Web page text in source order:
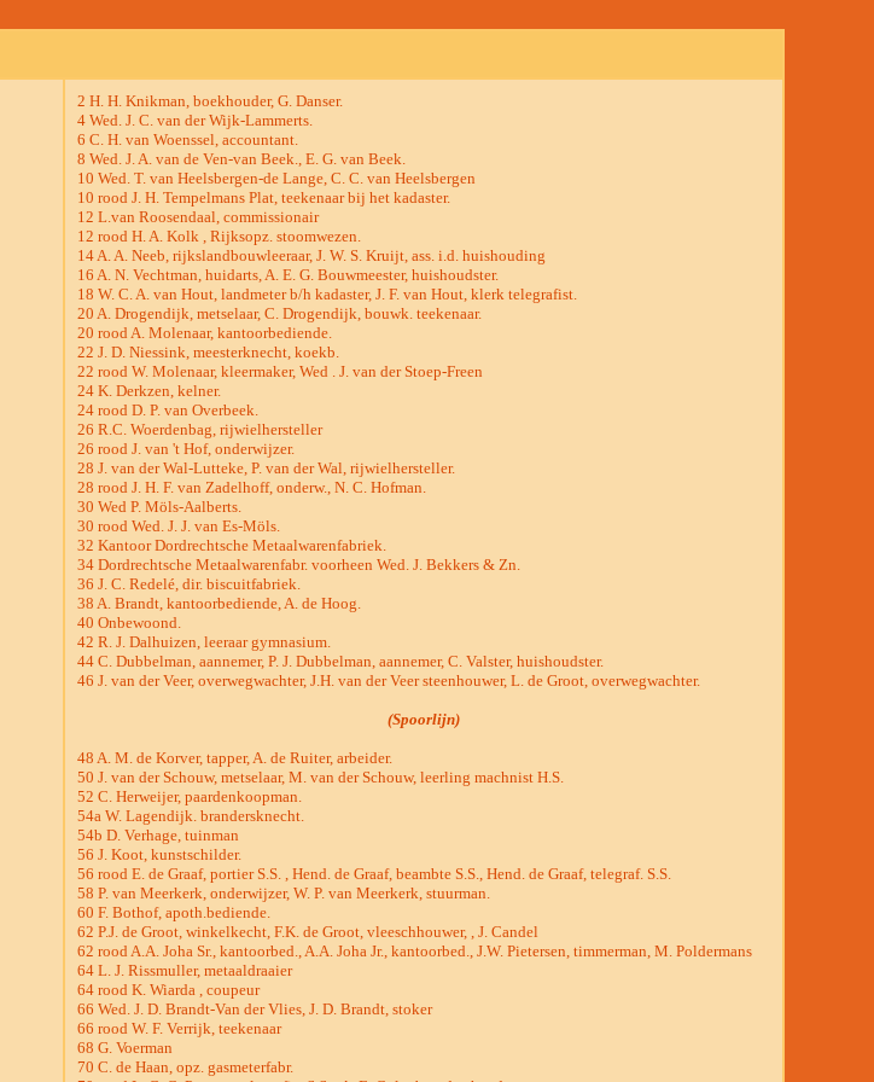
2 H. H. Knikman, boekhouder, G. Danser.
4 Wed. J. C. van der Wijk-Lammerts.
6 C. H. van Woenssel, accountant.
8 Wed. J. A. van de Ven-van Beek., E. G. van Beek.
10 Wed. T. van Heelsbergen-de Lange, C. C. van Heelsbergen
10 rood J. H. Tempelmans Plat, teekenaar bij het kadaster.
12 L.van Roosendaal, commissionair
12 rood H. A. Kolk , Rijksopz. stoomwezen.
14 A. A. Neeb, rijkslandbouwleeraar, J. W. S. Kruijt, ass. i.d. huishouding
16 A. N. Vechtman, huidarts, A. E. G. Bouwmeester, huishoudster.
18 W. C. A. van Hout, landmeter b/h kadaster, J. F. van Hout, klerk telegrafist.
20 A. Drogendijk, metselaar, C. Drogendijk, bouwk. teekenaar.
20 rood A. Molenaar, kantoorbediende.
22 J. D. Niessink, meesterknecht, koekb.
22 rood W. Molenaar, kleermaker, Wed . J. van der Stoep-Freen
24 K. Derkzen, kelner.
24 rood D. P. van Overbeek.
26 R.C. Woerdenbag, rijwielhersteller
26 rood J. van 't Hof, onderwijzer.
28 J. van der Wal-Lutteke, P. van der Wal, rijwielhersteller.
28 rood J. H. F. van Zadelhoff, onderw., N. C. Hofman.
30 Wed P. Möls-Aalberts.
30 rood Wed. J. J. van Es-Möls.
32 Kantoor Dordrechtsche Metaalwarenfabriek.
34 Dordrechtsche Metaalwarenfabr. voorheen Wed. J. Bekkers & Zn.
36 J. C. Redelé, dir. biscuitfabriek.
38 A. Brandt, kantoorbediende, A. de Hoog.
40 Onbewoond.
42 R. J. Dalhuizen, leeraar gymnasium.
44 C. Dubbelman, aannemer, P. J. Dubbelman, aannemer, C. Valster, huishoudster.
46 J. van der Veer, overwegwachter, J.H. van der Veer steenhouwer, L. de Groot, overwegwachter.
(Spoorlijn)
48 A. M. de Korver, tapper, A. de Ruiter, arbeider.
50 J. van der Schouw, metselaar, M. van der Schouw, leerling machnist H.S.
52 C. Herweijer, paardenkoopman.
54a W. Lagendijk. brandersknecht.
54b D. Verhage, tuinman
56 J. Koot, kunstschilder.
56 rood E. de Graaf, portier S.S. , Hend. de Graaf, beambte S.S., Hend. de Graaf, telegraf. S.S.
58 P. van Meerkerk, onderwijzer, W. P. van Meerkerk, stuurman.
60 F. Bothof, apoth.bediende.
62 P.J. de Groot, winkelkecht, F.K. de Groot, vleeschhouwer, , J. Candel
62 rood A.A. Joha Sr., kantoorbed., A.A. Joha Jr., kantoorbed., J.W. Pietersen, timmerman, M. Poldermans
64 L. J. Rissmuller, metaaldraaier
64 rood K. Wiarda , coupeur
66 Wed. J. D. Brandt-Van der Vlies, J. D. Brandt, stoker
66 rood W. F. Verrijk, teekenaar
68 G. Voerman
70 C. de Haan, opz. gasmeterfabr.